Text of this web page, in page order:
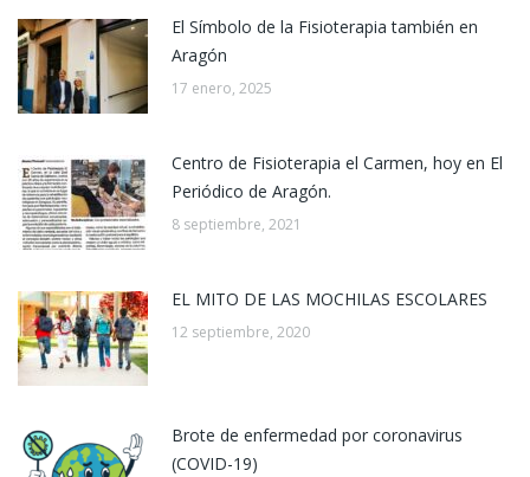
El Símbolo de la Fisioterapia también en
Aragón
17 enero, 2025
Centro de Fisioterapia el Carmen, hoy en El
Periódico de Aragón.
8 septiembre, 2021
EL MITO DE LAS MOCHILAS ESCOLARES
12 septiembre, 2020
Brote de enfermedad por coronavirus
(COVID-19)